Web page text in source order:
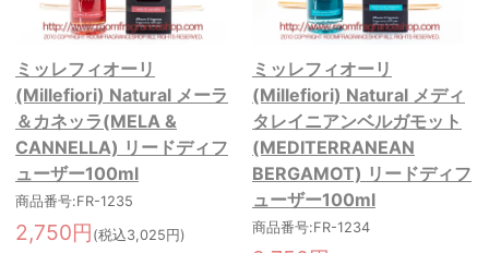
ミッレフィオーリ
(Millefiori) Natural メーラ
＆カネッラ(MELA &
CANNELLA) リードディフ
ューザー100ml
商品番号:FR-1235
2,750円 (税込3,025円)
ミッレフィオーリ
(Millefiori) Natural メディ
タレイニアンベルガモット
(MEDITERRANEAN
BERGAMOT) リードディフ
ューザー100ml
商品番号:FR-1234